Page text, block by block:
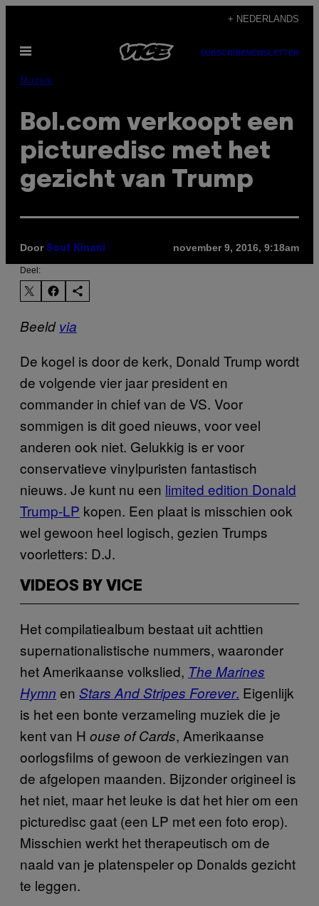
de
inhoud
+ NEDERLANDS
Open
SUBSCRIBENEWSLETTER
Muziek
Bol.com verkoopt een
picturedisc met het
gezicht van Trump
Door Souf Kinani november 9, 2016, 9:18am
Deel:
​Beeldvia
De kogel is door de kerk, Donald Trump wordt
de volgende vier jaar president en
commander in chief van de VS. Voor
sommigen is dit goed nieuws, voor veel
anderen ook niet. Gelukkig is er voor
conservatieve vinylpuristen fantastisch
nieuws. Je kunt nu een limited edition Donald
Trump-LP kopen. Een plaat is misschien ook
wel gewoon heel logisch, gezien Trumps
voorletters: D.J.
VIDEOS BY VICE
Het compilatiealbum bestaat uit achttien
supernationalistische nummers, waaronder
het Amerikaanse volkslied, The Marines
Hymn en Stars And Stripes Forever. Eigenlijk
is het een bonte verzameling muziek die je
kent van H ouse of Cards, Amerikaanse
oorlogsfilms of gewoon de verkiezingen van
de afgelopen maanden. Bijzonder origineel is
het niet, maar het leuke is dat het hier om een
picturedisc gaat (een LP met een foto erop).
Misschien werkt het therapeutisch om de
naald van je platenspeler op Donalds gezicht
te leggen.